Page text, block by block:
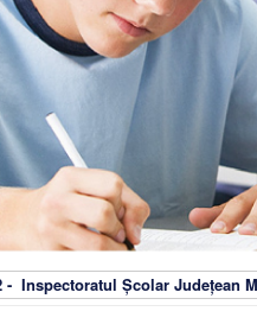
- Inspectoratul Școlar Județean